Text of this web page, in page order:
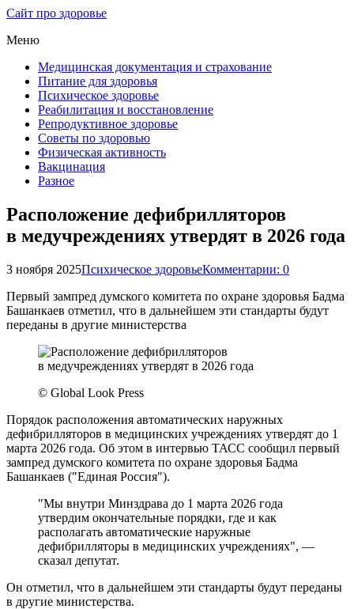
Сайт про здоровье
Меню
Медицинская документация и страхование
Питание для здоровья
Психическое здоровье
Реабилитация и восстановление
Репродуктивное здоровье
Советы по здоровью
Физическая активность
Вакцинация
Разное
Расположение дефибрилляторов
в медучреждениях утвердят в 2026 года
3 ноября 2025Психическое здоровьеКомментарии: 0
Первый зампред думского комитета по охране здоровья Бадма
Башанкаев отметил, что в дальнейшем эти стандарты будут
переданы в другие министерства
© Global Look Press
Порядок расположения автоматических наружных
дефибрилляторов в медицинских учреждениях утвердят до 1
марта 2026 года. Об этом в интервью ТАСС сообщил первый
зампред думского комитета по охране здоровья Бадма
Башанкаев ("Единая Россия").
"Мы внутри Минздрава до 1 марта 2026 года
утвердим окончательные порядки, где и как
располагать автоматические наружные
дефибрилляторы в медицинских учреждениях", —
сказал депутат.
Он отметил, что в дальнейшем эти стандарты будут переданы
в другие министерства.